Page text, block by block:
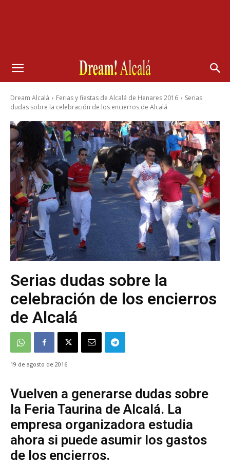
Dream Alcalá Ferias y fiestas de Alcalá de Henares 2016
Serias
dudas sobre la celebración de los encierros de Alcalá
Serias dudas sobre la
celebración de los encierros
de Alcalá
19 de agosto de 2016
Vuelven a generarse dudas sobre
la Feria Taurina de Alcalá. La
empresa organizadora estudia
ahora si puede asumir los gastos
de los encierros.